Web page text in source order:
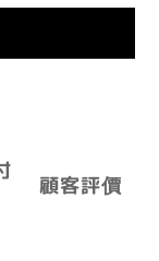
顧客評價